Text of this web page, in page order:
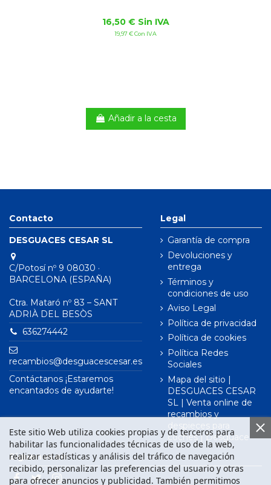
16,50 € Sin IVA
19,97 € Con IVA
Añadir a la cesta
Contacto
DESGUACES CESAR SL
C/Potosí nº 9 08030 ·
BARCELONA (ESPAÑA)
Ctra. Mataró nº 83 – SANT
ADRIÀ DEL BESÒS
636274442
recambios@desguacescesar.es
Contáctanos ¡Estaremos
encantados de ayudarte!
Legal
Garantía de compra
Devoluciones y
entrega
Términos y
condiciones de uso
Aviso Legal
Política de privacidad
Política de cookies
Política Redes
Sociales
Mapa del sitio |
DESGUACES CESAR
SL | Venta online de
recambios y
despieces para
coches | Desguace
Este sitio Web utiliza cookies propias y de terceros para
habilitar las funcionalidades técnicas de uso de la web,
realizar estadísticas y análisis del tráfico de navegación
recibido, personalizar las preferencias del usuario y otras
para ofrecer anuncios y publicidad. También permitimos
Síguenos en